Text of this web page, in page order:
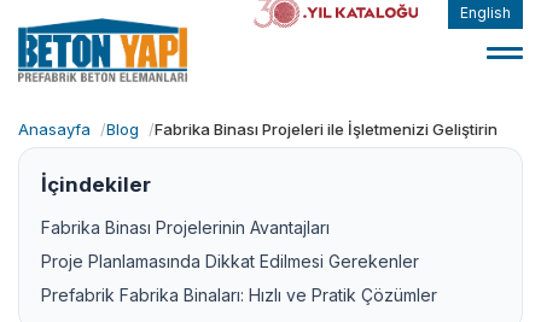
English
Anasayfa Blog Fabrika Binası Projeleri ile İşletmenizi Geliştirin
İçindekiler
Fabrika Binası Projelerinin Avantajları
Proje Planlamasında Dikkat Edilmesi Gerekenler
Prefabrik Fabrika Binaları: Hızlı ve Pratik Çözümler